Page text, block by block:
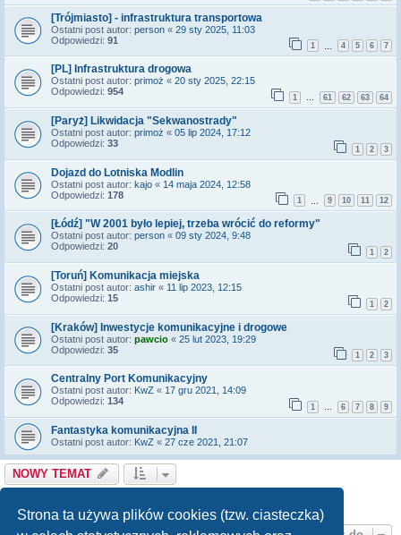
Strona ta używa plików cookies (tzw. ciasteczka)
[Trójmiasto] - infrastruktura transportowa
Ostatni post autor: person « 29 sty 2025, 11:03
Odpowiedzi: 91
1 4 5 6 7
[PL] Infrastruktura drogowa
Ostatni post autor: primoż « 20 sty 2025, 22:15
Odpowiedzi: 954
1 … 61 62 63 64
[Paryż] Likwidacja "Sekwanostrady"
Ostatni post autor: primoż « 05 lip 2024, 17:12
Odpowiedzi: 33
1 2 3
Dojazd do Lotniska Modlin
Ostatni post autor: kajo « 14 maja 2024, 12:58
Odpowiedzi: 178
1 9 10 11 12
[Łódź] "W 2001 było lepiej, trzeba wrócić do reformy"
Ostatni post autor: person « 09 sty 2024, 9:48
Odpowiedzi: 20
1 2
[Toruń] Komunikacja miejska
Ostatni post autor: ashir « 11 lip 2023, 12:15
Odpowiedzi: 15
1 2
[Kraków] Inwestycje komunikacyjne i drogowe
Ostatni post autor: pawcio « 25 lut 2023, 19:29
Odpowiedzi: 35
1 2 3
Centralny Port Komunikacyjny
Ostatni post autor: KwZ « 17 gru 2021, 14:09
Odpowiedzi: 134
1 … 6 7 8 9
Fantastyka komunikacyjna II
Ostatni post autor: KwZ « 27 cze 2021, 21:07
NOWY TEMAT